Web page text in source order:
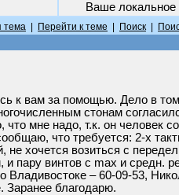
Ваше
тема Перейти к теме Поиск
к вам за помощью. Дело в
стонам
что мне надо, т.к. он
что требуется: 2-х
не хочется возиться с
и пару винтов с max и
– 60-09-53,
Заранее благодарю.